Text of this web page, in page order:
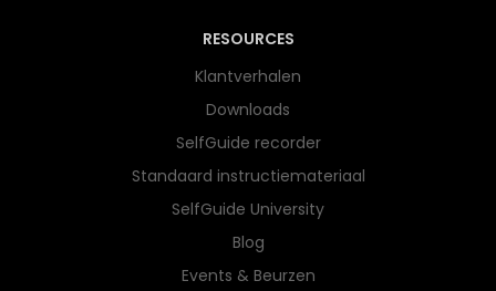
RESOURCES
Klantverhalen
Downloads
SelfGuide recorder
Standaard instructiemateriaal
SelfGuide University
Blog
Events & Beurzen